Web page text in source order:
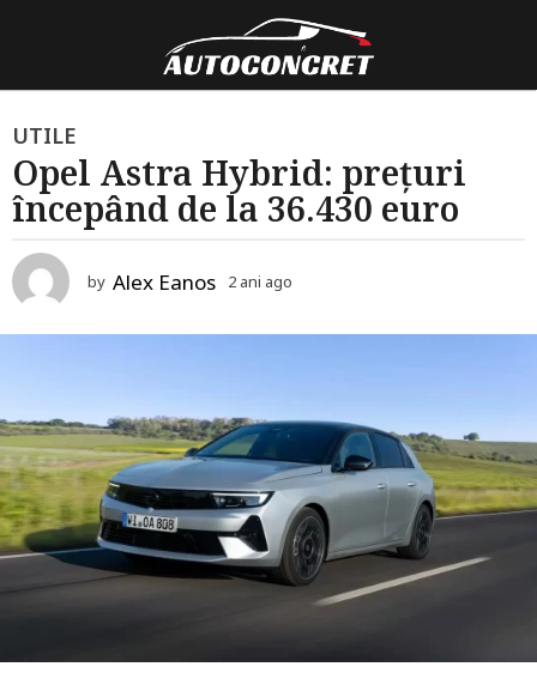
2
a
n
a
g
o
n
i
a
g
o
UTILE
Opel Astra Hybrid: prețuri
începând de la 36.430 euro
by Alex Eanos 2 ani ago
o